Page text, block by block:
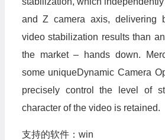
and Z camera axis, delivering
video stabilization results than
the market – hands down.
some uniqueDynamic Camera
precisely control the level of
character of the video is retained.
支持的软件：win